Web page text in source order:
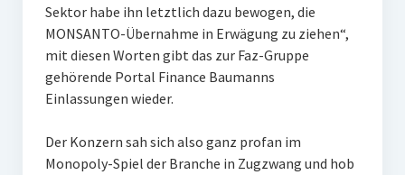
Sektor habe ihn letztlich dazu bewogen, die
MONSANTO-Übernahme in Erwägung zu ziehen“,
mit diesen Worten gibt das zur Faz-Gruppe
gehörende Portal Finance Baumanns
Einlassungen wieder.
Der Konzern sah sich also ganz profan im
Monopoly-Spiel der Branche in Zugzwang und hob